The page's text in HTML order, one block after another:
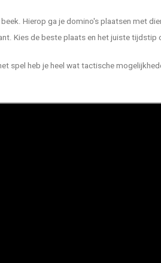
Hierop ga je domino's plaatsen met
Kies de beste plaats en het juiste tijdstip
spel heb je heel wat tactische